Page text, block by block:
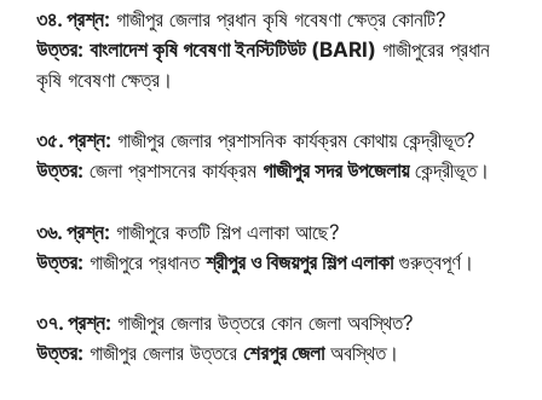
৩৪. প্রশ্ন: গাজীপুর জেলার প্রধান কৃষি গবেষণা ক্ষেত্র কোনটি?
উত্তর: বাংলাদেশ কৃষি গবেষণা ইনস্টিটিউট (BARI) গাজীপুরের প্রধান
কৃষি গবেষণা ক্ষেত্র।
৩৫. প্রশ্ন: গাজীপুর জেলার প্রশাসনিক কার্যক্রম কোথায় কেন্দ্রীভূত?
উত্তর: জেলা প্রশাসনের কার্যক্রম গাজীপুর সদর উপজেলায়কেন্দ্রীভূত।
৩৬. প্রশ্ন: গাজীপুরে কতটি শিল্প এলাকা আছে?
উত্তর: গাজীপুরে প্রধানতশ্রীপুর ও বিজয়পুর শিল্প এলাকাগুরুত্বপূর্ণ।
৩৭. প্রশ্ন: গাজীপুর জেলার উত্তরে কোন জেলা অবস্থিত?
উত্তর: গাজীপুর জেলার উত্তরে শেরপুর জেলাঅবস্থিত।